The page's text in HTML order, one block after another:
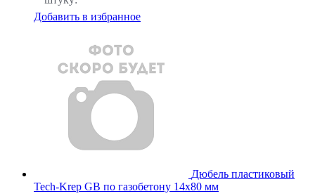
Добавить в избранное
Дюбель пластиковый
Tech-Krep GB по газобетону 14х80 мм